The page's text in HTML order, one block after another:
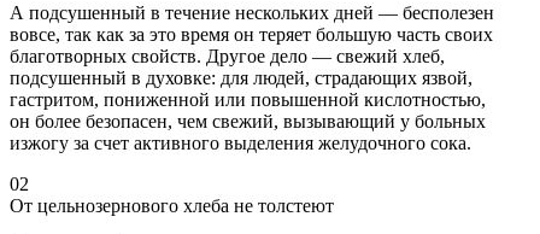
А подсушенный в течение нескольких дней — бесполезен
вовсе, так как за это время он теряет большую часть своих
благотворных свойств. Другое дело — свежий хлеб,
подсушенный в духовке: для людей, страдающих язвой,
гастритом, пониженной или повышенной кислотностью,
он более безопасен, чем свежий, вызывающий у больных
изжогу за счет активного выделения желудочного сока.
02
От цельнозернового хлеба не толстеют